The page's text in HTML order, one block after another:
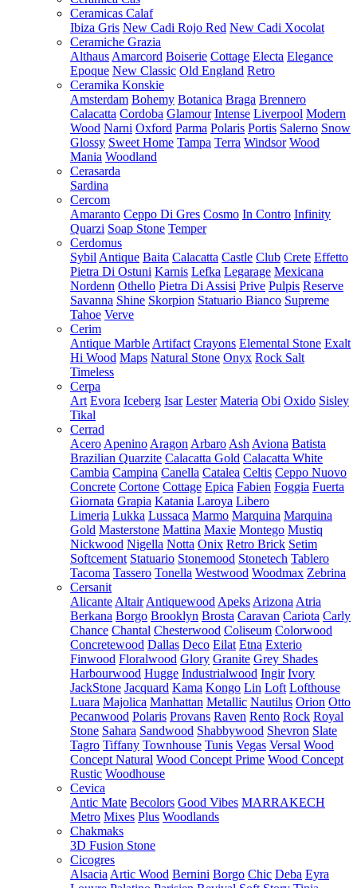
Ceramicas Calaf
Ibiza Gris New Cadi Rojo Red New Cadi Xocolat
Ceramiche Grazia
Althaus Amarcord Boiserie Cottage Electa Elegance
Epoque New Classic Old England Retro
Ceramika Konskie
Amsterdam Bohemy Botanica Braga Brennero
Calacatta Cordoba Glamour Intense Liverpool Modern
Wood Narni Oxford Parma Polaris Portis Salerno Snow
Glossy Sweet Home Tampa Terra Windsor Wood
Mania Woodland
Cerasarda
Sardina
Cercom
Amaranto Ceppo Di Gres Cosmo In Contro Infinity
Quarzi Soap Stone Temper
Cerdomus
Sybil Antique Baita Calacatta Castle Club Crete Effetto
Pietra Di Ostuni Karnis Lefka Legarage Mexicana
Nordenn Othello Pietra Di Assisi Prive Pulpis Reserve
Savanna Shine Skorpion Statuario Bianco Supreme
Tahoe Verve
Cerim
Antique Marble Artifact Crayons Elemental Stone Exalt
Hi Wood Maps Natural Stone Onyx Rock Salt
Timeless
Cerpa
Art Evora Iceberg Isar Lester Materia Obi Oxido Sisley
Tikal
Cerrad
Acero Apenino Aragon Arbaro Ash Aviona Batista
Brazilian Quarzite Calacatta Gold Calacatta White
Cambia Campina Canella Catalea Celtis Ceppo Nuovo
Concrete Cortone Cottage Epica Fabien Foggia Fuerta
Giornata Grapia Katania Laroya Libero
Limeria Lukka Lussaca Marmo Marquina Marquina
Gold Masterstone Mattina Maxie Montego Mustiq
Nickwood Nigella Notta Onix Retro Brick Setim
Softcement Statuario Stonemood Stonetech Tablero
Tacoma Tassero Tonella Westwood Woodmax Zebrina
Cersanit
Alicante Altair Antiquewood Apeks Arizona Atria
Berkana Borgo Brooklyn Brosta Caravan Cariota Carly
Chance Chantal Chesterwood Coliseum Colorwood
Concretewood Dallas Deco Eilat Etna Exterio
Finwood Floralwood Glory Granite Grey Shades
Harbourwood Hugge Industrialwood Ingir Ivory
JackStone Jacquard Kama Kongo Lin Loft Lofthouse
Luara Majolica Manhattan Metallic Nautilus Orion Otto
Pecanwood Polaris Provans Raven Rento Rock Royal
Stone Sahara Sandwood Shabbywood Shevron Slate
Tagro Tiffany Townhouse Tunis Vegas Versal Wood
Concept Natural Wood Concept Prime Wood Concept
Rustic Woodhouse
Cevica
Antic Mate Becolors Good Vibes MARRAKECH
Metro Mixes Plus Woodlands
Chakmaks
3D Fusion Stone
Cicogres
Alsacia Artic Wood Bernini Borgo Chic Deba Eyra